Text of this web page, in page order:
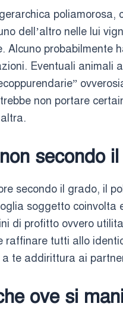
poliamorosa,
dell’altro nelle lui
Alcuno probabilmente
Eventuali animali
non portare
secondo
secondo il grado, il
soggetto coinvolta
di profitto ovvero
raffinare tutti allo
te addirittura ai
ove si